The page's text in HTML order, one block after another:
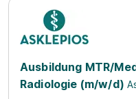
Ausbildung MTR/
Radiologie (m/w/d)